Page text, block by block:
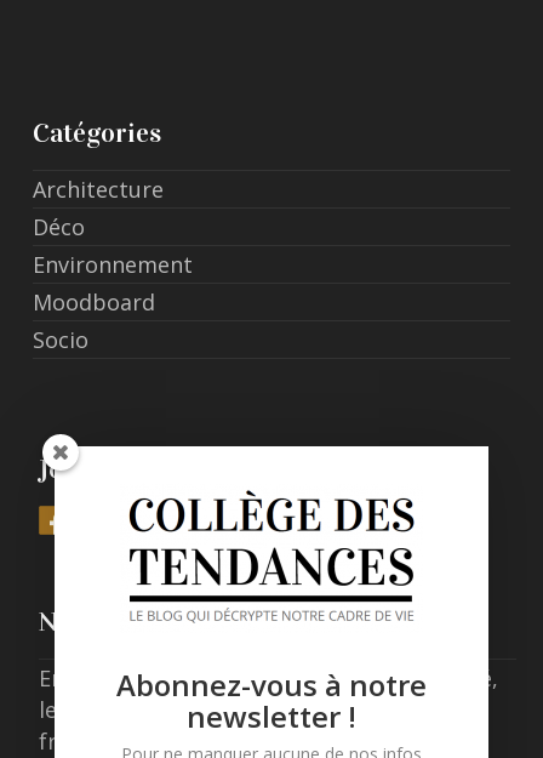
Catégories
Architecture
Déco
Environnement
Moodboard
Socio
Join Us
Nos derniers posts
Entre expérience, confort et responsabilité,
les nouveaux standards de l’hôtellerie
française
Abonnez-vous à notre
newsletter !